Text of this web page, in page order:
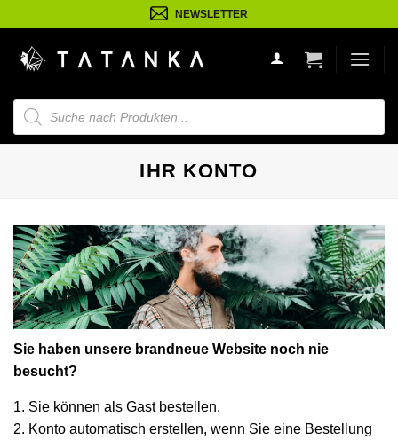
Inhalt
springen
NEWSLETTER
Suche
nach
Produkten
IHR KONTO
Sie haben unsere brandneue Website noch nie
besucht?
1. Sie können als Gast bestellen.
2. Konto automatisch erstellen, wenn Sie eine Bestellung